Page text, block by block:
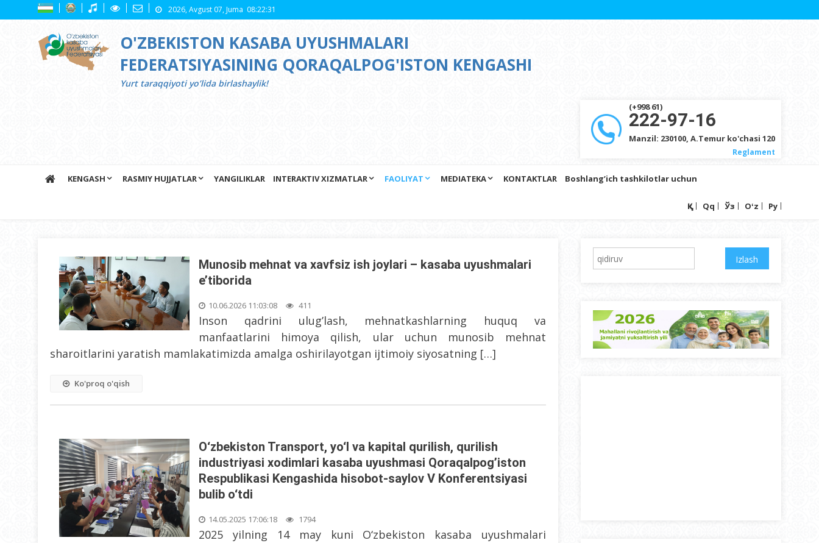
to
2026, Avgust 07, Juma 08:22:32
O'ZBEKISTON KASABA UYUSHMALARI
FEDERATSIYASINING QORAQALPOG'ISTON KENGASHI
Yurt tаrаqqiyoti yo’lidа birlаshаylik!
(+998 61)
222-97-16
Manzil: 230100, A.Temur ko'chasi 120
Reglament
KENGASH RASMIY HUJJATLAR YANGILIKLAR INTERAKTIV XIZMATLAR FAOLIYAT MEDIATEKA KONTAKTLAR Boshlang’ich tashkilotlar uchun
Ққ Qq Ўз Oʻz Ру
Munosib mehnat va xavfsiz ish joylari – kasaba uyushmalari
e’tiborida
10.06.2026 11:03:08 411
Inson qadrini ulug’lash, mehnatkashlarning huquq va
manfaatlarini himoya qilish, ular uchun munosib mehnat
sharoitlarini yaratish mamlakatimizda amalga oshirilayotgan ijtimoiy siyosatning […]
Ko'proq o'qish
O‘zbekiston Transport, yo‘l va kapital qurilish, qurilish
industriyasi xodimlari kasaba uyushmasi Qoraqalpog’iston
Respublikasi Kengashida hisobot-saylov V Konferentsiyasi
bulib o‘tdi
14.05.2025 17:06:18 1794
2025 yilning 14 may kuni O‘zbekiston kasaba uyushmalari
Qidirshish: